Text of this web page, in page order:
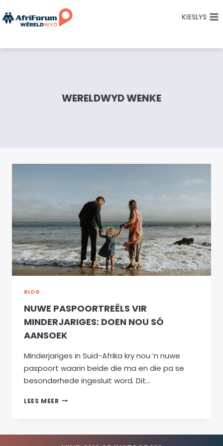
to
KIESLYS
WERELDWYD WENKE
BLOG
NUWE PASPOORTREËLS VIR
MINDERJARIGES: DOEN NOU SÓ
AANSOEK
Minderjariges in Suid-Afrika kry nou ’n nuwe
paspoort waarin beide die ma en die pa se
besonderhede ingesluit word. Dit…
LEES MEER NUWE